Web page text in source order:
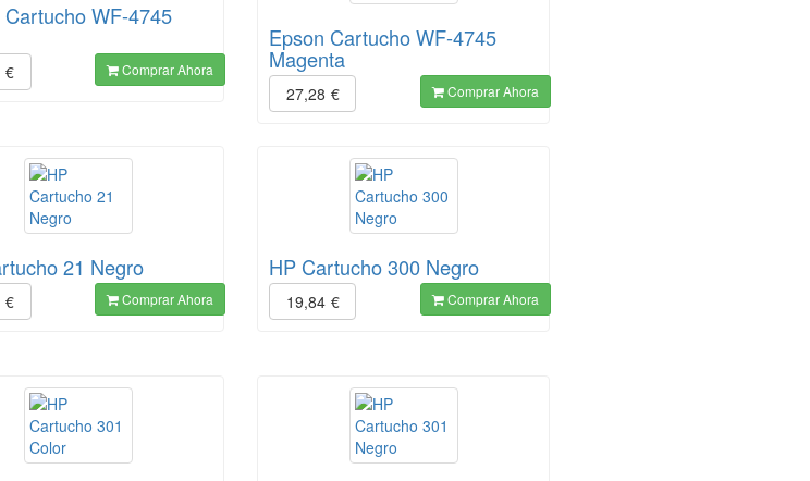
Cartucho WF-4745
€ Comprar Ahora
Epson Cartucho WF-4745
Magenta
27,28 € Comprar Ahora
21 Negro
€ Comprar Ahora
HP Cartucho 300 Negro
19,84 € Comprar Ahora